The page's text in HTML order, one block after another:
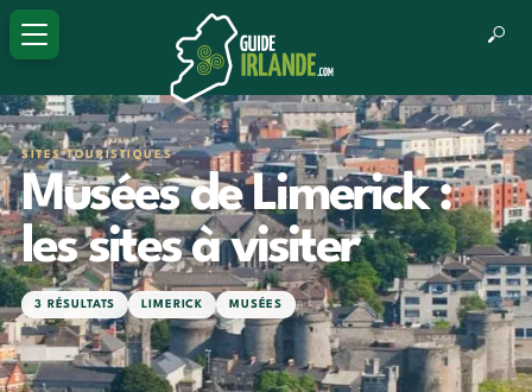
SITES TOURISTIQUES
Musées de Limerick :
les sites à visiter
3 RÉSULTATS LIMERICK MUSÉES